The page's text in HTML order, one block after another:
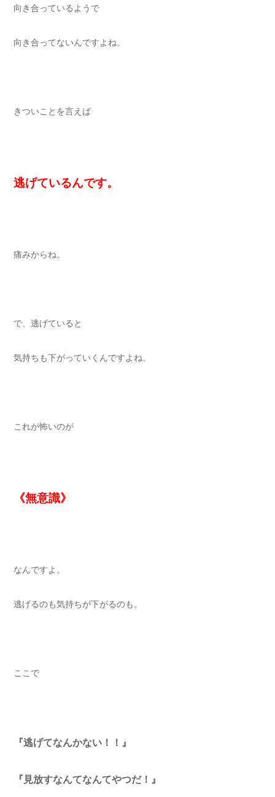
向き合っているようで
向き合ってないんですよね。
きついことを言えば
逃げているんです。
痛みからね。
で、逃げていると
気持ちも下がっていくんですよね。
これが怖いのが
《無意識》
なんですよ。
逃げるのも気持ちが下がるのも。
ここで
『逃げてなんかない！！』
『見放すなんてなんてやつだ！』